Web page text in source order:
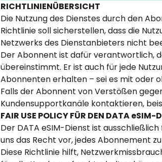
RICHTLINIENÜBERSICHT
Die Nutzung des Dienstes durch den
Richtlinie soll sicherstellen, dass die
Netzwerks des Dienstanbieters nicht
Der Abonnent ist dafür verantwortlich,
übereinstimmt. Er ist auch für jede
Abonnenten erhalten – sei es mit oder
Falls der Abonnent von Verstößen
Kundensupportkanäle kontaktieren,
FAIR USE POLICY FÜR DEN DATA eSIM-
Der DATA eSIM-Dienst ist
uns das Recht vor, jedes Abonnement
Diese Richtlinie hilft,